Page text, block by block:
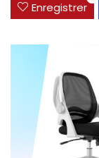
Enregistrer